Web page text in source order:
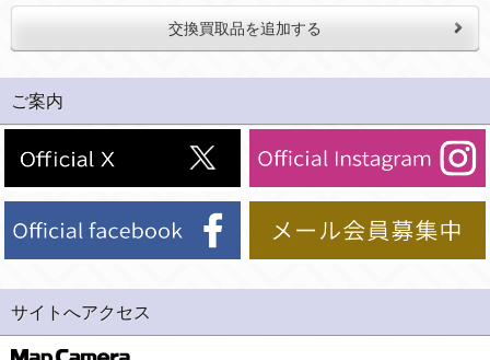
交換買取品を追加する
ご案内
サイトへアクセス